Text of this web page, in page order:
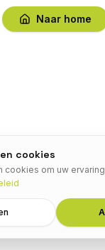
cookies
cookies om uw
Naar home